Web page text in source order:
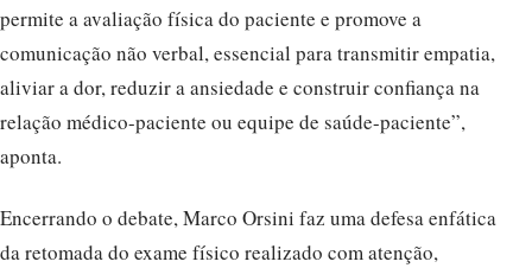
permite a avaliação física do paciente e promove a
comunicação não verbal, essencial para transmitir empatia,
aliviar a dor, reduzir a ansiedade e construir confiança na
relação médico-paciente ou equipe de saúde-paciente”,
aponta.
Encerrando o debate, Marco Orsini faz uma defesa enfática
da retomada do exame físico realizado com atenção,